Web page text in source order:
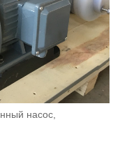
насос,